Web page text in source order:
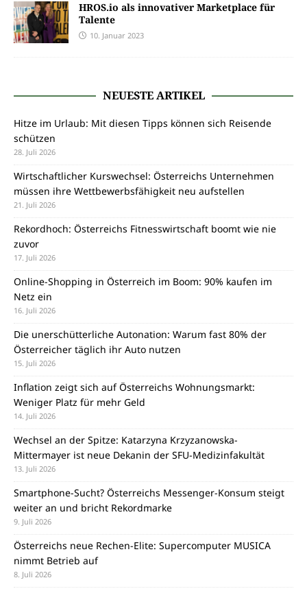
HROS.io als innovativer Marketplace für
Talente
10. Januar 2023
NEUESTE ARTIKEL
Hitze im Urlaub: Mit diesen Tipps können sich Reisende
schützen
28. Juli 2026
Wirtschaftlicher Kurswechsel: Österreichs Unternehmen
müssen ihre Wettbewerbsfähigkeit neu aufstellen
21. Juli 2026
Rekordhoch: Österreichs Fitnesswirtschaft boomt wie nie
zuvor
17. Juli 2026
Online-Shopping in Österreich im Boom: 90% kaufen im
Netz ein
16. Juli 2026
Die unerschütterliche Autonation: Warum fast 80% der
Österreicher täglich ihr Auto nutzen
15. Juli 2026
Inflation zeigt sich auf Österreichs Wohnungsmarkt:
Weniger Platz für mehr Geld
14. Juli 2026
Wechsel an der Spitze: Katarzyna Krzyzanowska-
Mittermayer ist neue Dekanin der SFU-Medizinfakultät
13. Juli 2026
Smartphone-Sucht? Österreichs Messenger-Konsum steigt
weiter an und bricht Rekordmarke
9. Juli 2026
Österreichs neue Rechen-Elite: Supercomputer MUSICA
nimmt Betrieb auf
8. Juli 2026